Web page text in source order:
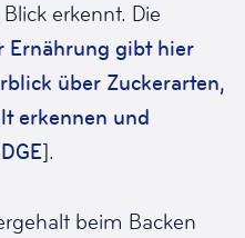
erkennt. Die
Ernährung gibt hier
über Zuckerarten,
erkennen und
DGE].
beim Backen